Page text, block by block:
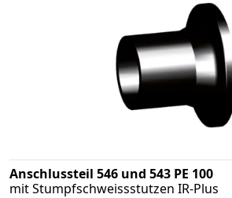
Anschlussteil 546 und 543 PE 100
mit Stumpfschweissstutzen IR-Plus